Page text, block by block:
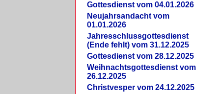
Gottesdienst vom 04.01.2026
Neujahrsandacht vom
01.01.2026
Jahresschlussgottesdienst
(Ende fehlt) vom 31.12.2025
Gottesdienst vom 28.12.2025
Weihnachtsgottesdienst vom
26.12.2025
Christvesper vom 24.12.2025